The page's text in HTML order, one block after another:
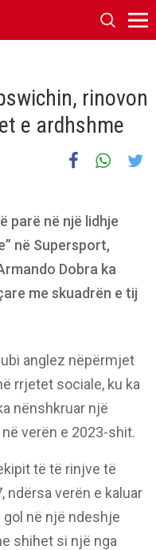
rinovon
e ardhshme
parë në një lidhje
në Supersport,
Dobra ka
me skuadrën e tij
anglez nëpërmjet
rrjetet sociale, ku ka
nënshkruar një
verën e 2023-shit.
të të rinjve të
ndërsa verën e kaluar
në një ndeshje
shihet si një nga